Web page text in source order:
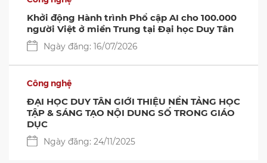
Tin mới nhất
Tuyển sinh
Đại học Duy Tân Khai giảng Thạc sĩ Khóa 31
(đợt 2) và Tiến sĩ Khóa 18
Ngày đăng: 16/07/2026
Công nghệ
Khởi động Hành trình Phổ cập AI cho 100.000